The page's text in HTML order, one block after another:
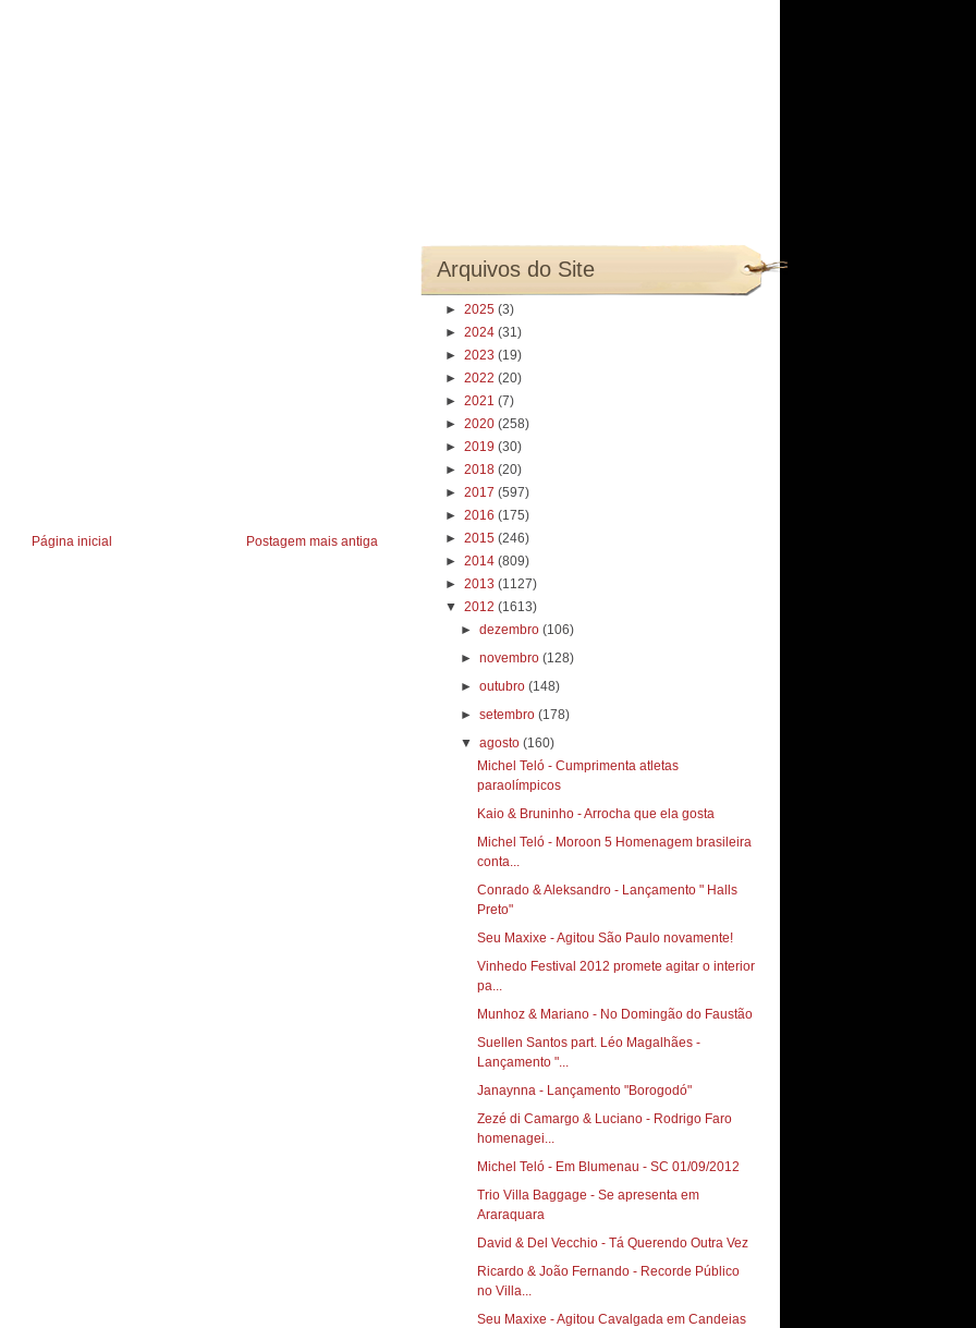
Postagem mais antiga
Página inicial
Arquivos do Site
► 2025 (3)
► 2024 (31)
► 2023 (19)
► 2022 (20)
► 2021 (7)
► 2020 (258)
► 2019 (30)
► 2018 (20)
► 2017 (597)
► 2016 (175)
► 2015 (246)
► 2014 (809)
► 2013 (1127)
▼ 2012 (1613)
►dezembro(106)
►novembro(128)
►outubro(148)
►setembro(178)
▼agosto(160)
Michel Teló - Cumprimenta atletas
paraolímpicos
Kaio & Bruninho - Arrocha que ela gosta
Michel Teló - Moroon 5 Homenagem brasileira
conta...
Conrado & Aleksandro - Lançamento " Halls
Preto"
Seu Maxixe - Agitou São Paulo novamente!‏
Vinhedo Festival 2012 promete agitar o interior
pa...
Munhoz & Mariano - No Domingão do Faustão‏
Suellen Santos part. Léo Magalhães‏ -
Lançamento "...
Janaynna - Lançamento "Borogodó"
Zezé di Camargo & Luciano - Rodrigo Faro
homenagei...
Michel Teló - Em Blumenau - SC 01/09/2012
Trio Villa Baggage - Se apresenta em
Araraquara
David & Del Vecchio - Tá Querendo Outra Vez
Ricardo & João Fernando - Recorde Público
no Villa...
Seu Maxixe - Agitou Cavalgada em Candeias‏